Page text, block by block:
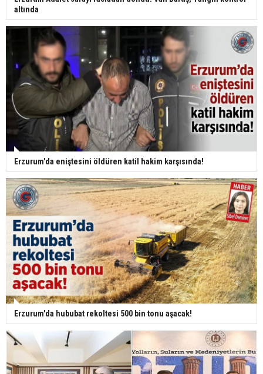
altında
Erzurum'da eniştesini öldüren katil hakim karşısında!
Erzurum'da hububat rekoltesi 500 bin tonu aşacak!